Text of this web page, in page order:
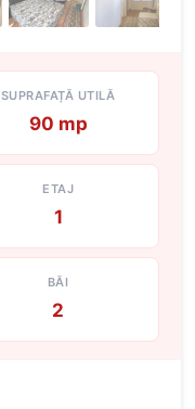
SUPRAFAȚĂ UTILĂ
90 mp
ETAJ
1
BĂI
2